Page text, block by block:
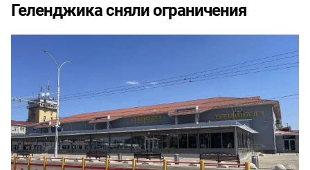
Геленджика сняли ограничения